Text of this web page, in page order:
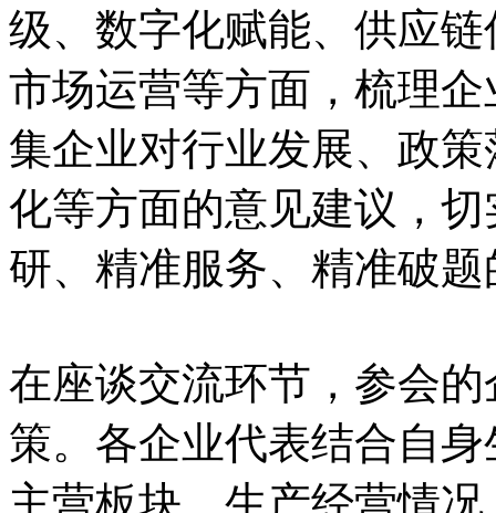
级、数字化赋能、供应
市场运营等方面，梳理
集企业对行业发展、政
化等方面的意见建议，
研、精准服务、精准破
在座谈交流环节，参会
策。各企业代表结合自
主营板块、生产经营情